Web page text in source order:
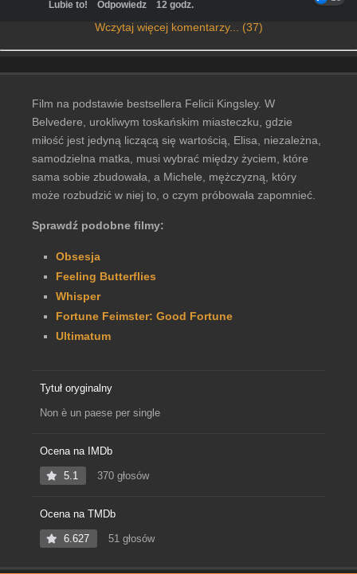
Lubie to! Odpowiedz 12 godz.
Wczytaj więcej komentarzy... (37)
Film na podstawie bestsellera Felicii Kingsley. W
Belvedere, urokliwym toskańskim miasteczku, gdzie
miłość jest jedyną liczącą się wartością, Elisa, niezależna,
samodzielna matka, musi wybrać między życiem, które
sama sobie zbudowała, a Michele, mężczyzną, który
może rozbudzić w niej to, o czym próbowała zapomnieć.
Sprawdź podobne filmy:
Obsesja
Feeling Butterflies
Whisper
Fortune Feimster: Good Fortune
Ultimatum
Tytuł oryginalny
Non è un paese per single
Ocena na IMDb
5.1 370 głosów
Ocena na TMDb
6.627 51 głosów